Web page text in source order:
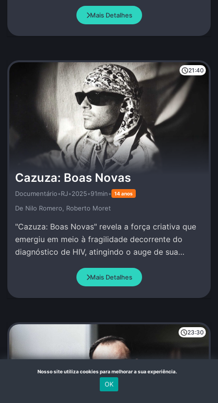
Mais Detalhes
21:40
Cazuza: Boas Novas
Documentário•RJ•2025•91min• 14 anos
De Nilo Romero, Roberto Moret
"Cazuza: Boas Novas" revela a força criativa que
emergiu em meio à fragilidade decorrente do
diagnóstico de HIV, atingindo o auge de sua
Mais Detalhes
23:30
Nosso site utiliza cookies para melhorar a sua experiência.
OK